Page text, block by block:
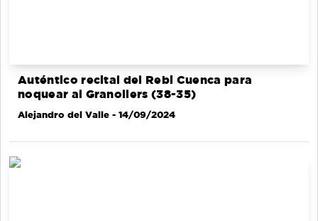
Auténtico recital del Rebi Cuenca para
noquear al Granollers (38-35)
Alejandro del Valle - 14/09/2024